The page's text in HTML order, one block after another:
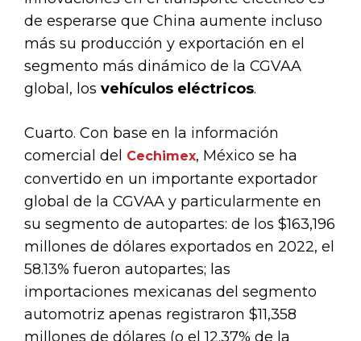
de esperarse que China aumente incluso
más su producción y exportación en el
segmento más dinámico de la CGVAA
global, los vehículos eléctricos.
Cuarto. Con base en la información
comercial del
Cechimex, México se ha
convertido en un importante exportador
global de la CGVAA y particularmente en
su segmento de autopartes: de los $163,196
millones de dólares exportados en 2022, el
58.13% fueron autopartes; las
importaciones mexicanas del segmento
automotriz apenas registraron $11,358
millones de dólares (o el 12.37% de la